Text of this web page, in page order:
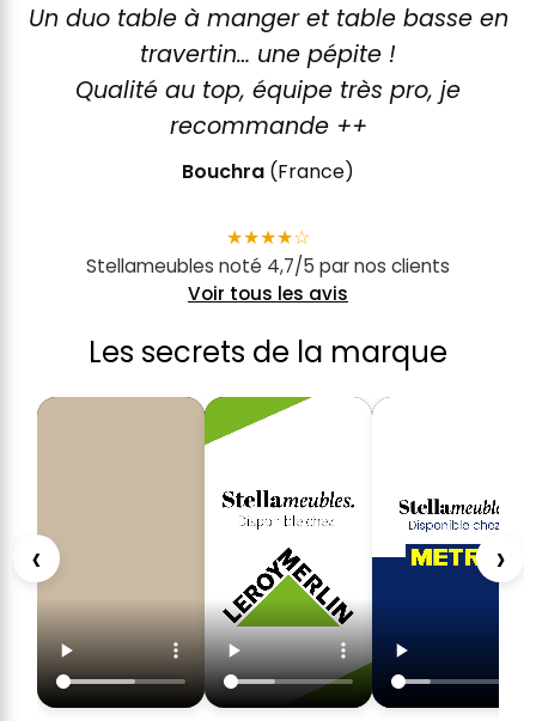
Un duo table à manger et table basse en
travertin… une pépite !
Qualité au top, équipe très pro, je
recommande ++
Bouchra (France)
★★★★☆
Stellameubles noté 4,7/5 par nos clients
Voir tous les avis
Les secrets de la marque
‹ ›